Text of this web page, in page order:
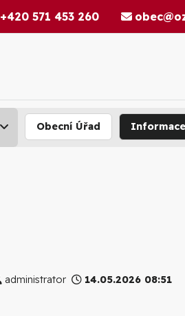
+420 571 453 260
Obecní Úřad
administrator 14.05.2026 08:51